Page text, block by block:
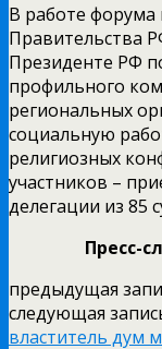
В работе форума
Правительства
Президенте РФ
профильного
региональных
социальную
религиозных
участников –
делегации из 85
Пресс-
предыдущая
следующая
властитель дум